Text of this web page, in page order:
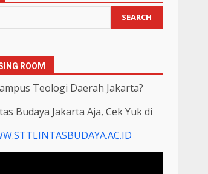
SEARCH
ROOM
Teologi Daerah Jakarta?
Budaya Jakarta Aja, Cek Yuk di